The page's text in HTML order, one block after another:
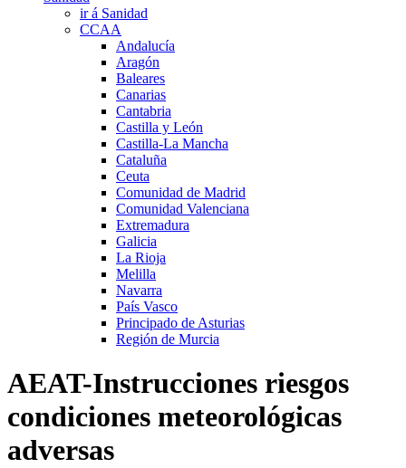
ir á Sanidad
CCAA
Andalucía
Aragón
Baleares
Canarias
Cantabria
Castilla y León
Castilla-La Mancha
Cataluña
Ceuta
Comunidad de Madrid
Comunidad Valenciana
Extremadura
Galicia
La Rioja
Melilla
Navarra
País Vasco
Principado de Asturias
Región de Murcia
AEAT-Instrucciones riesgos
condiciones meteorológicas
adversas